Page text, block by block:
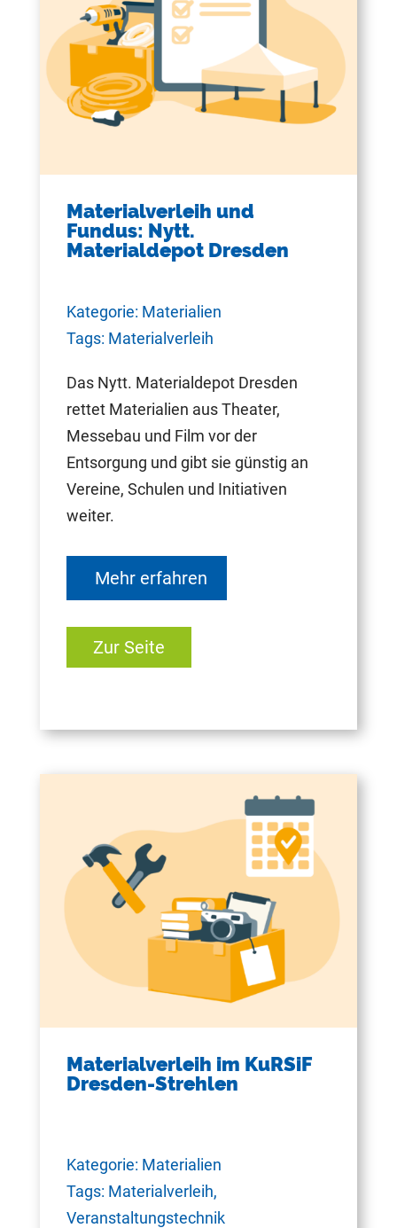
Materialverleih und
Fundus: Nytt.
Materialdepot Dresden
Kategorie: Materialien
Tags: Materialverleih
Das Nytt. Materialdepot Dresden
rettet Materialien aus Theater,
Messebau und Film vor der
Entsorgung und gibt sie günstig an
Vereine, Schulen und Initiativen
weiter.
Mehr erfahren
Zur Seite
Materialverleih im KuRSiF
Dresden-Strehlen
Kategorie: Materialien
Tags: Materialverleih,
Veranstaltungstechnik